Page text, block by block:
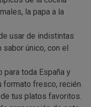
la papa a la
usar de indistintas
único, con el
toda España y
formato fresco, recién
tus platos favoritos.
adicional y
ponemos a su
Lunes -
14,00h. Tarde 17,00 a
Vent, 25 Local 1,
presencial.
entre los
PEDIDO